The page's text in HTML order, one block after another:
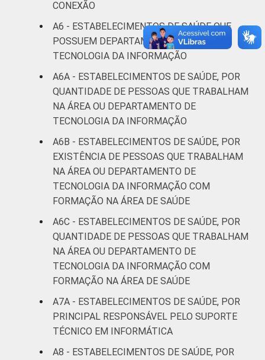
estabelecimentos de saúde brasileiros - TIC
Saúde 2017.
CONEXÃO
A6 - ESTABELECIMENTOS DE SAÚDE QUE
POSSUEM DEPARTAMENTO OU ÁREA DE
TECNOLOGIA DA INFORMAÇÃO
A6A - ESTABELECIMENTOS DE SAÚDE, POR
QUANTIDADE DE PESSOAS QUE TRABALHAM
NA ÁREA OU DEPARTAMENTO DE
TECNOLOGIA DA INFORMAÇÃO
A6B - ESTABELECIMENTOS DE SAÚDE, POR
EXISTÊNCIA DE PESSOAS QUE TRABALHAM
NA ÁREA OU DEPARTAMENTO DE
TECNOLOGIA DA INFORMAÇÃO COM
FORMAÇÃO NA ÁREA DE SAÚDE
A6C - ESTABELECIMENTOS DE SAÚDE, POR
QUANTIDADE DE PESSOAS QUE TRABALHAM
NA ÁREA OU DEPARTAMENTO DE
TECNOLOGIA DA INFORMAÇÃO COM
FORMAÇÃO NA ÁREA DE SAÚDE
A7A - ESTABELECIMENTOS DE SAÚDE, POR
PRINCIPAL RESPONSÁVEL PELO SUPORTE
TÉCNICO EM INFORMÁTICA
A8 - ESTABELECIMENTOS DE SAÚDE, POR